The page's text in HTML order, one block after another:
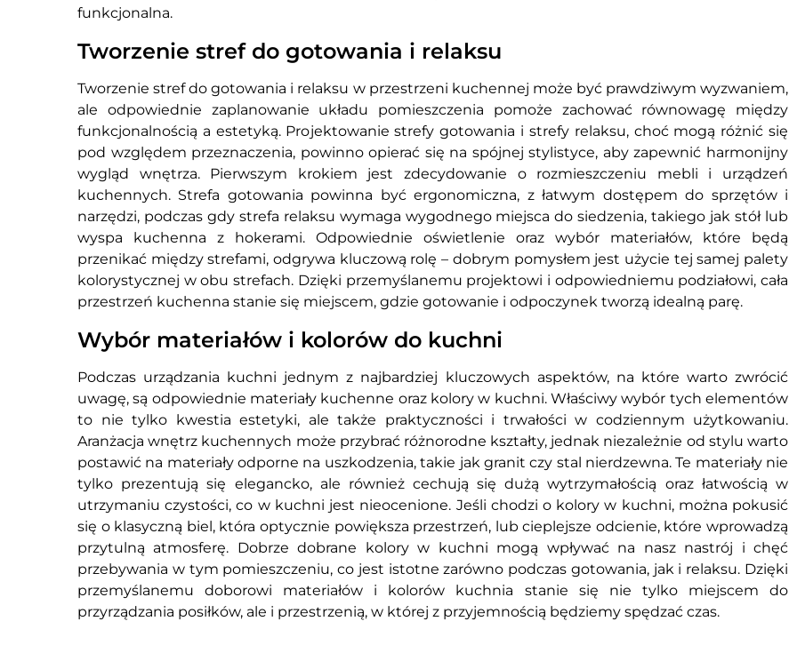
funkcjonalna.
Tworzenie stref do gotowania i relaksu
Tworzenie stref do gotowania i relaksu w przestrzeni kuchennej może być prawdziwym wyzwaniem,
ale odpowiednie zaplanowanie układu pomieszczenia pomoże zachować równowagę między
funkcjonalnością a estetyką. Projektowanie strefy gotowania i strefy relaksu, choć mogą różnić się
pod względem przeznaczenia, powinno opierać się na spójnej stylistyce, aby zapewnić harmonijny
wygląd wnętrza. Pierwszym krokiem jest zdecydowanie o rozmieszczeniu mebli i urządzeń
kuchennych. Strefa gotowania powinna być ergonomiczna, z łatwym dostępem do sprzętów i
narzędzi, podczas gdy strefa relaksu wymaga wygodnego miejsca do siedzenia, takiego jak stół lub
wyspa kuchenna z hokerami. Odpowiednie oświetlenie oraz wybór materiałów, które będą
przenikać między strefami, odgrywa kluczową rolę – dobrym pomysłem jest użycie tej samej palety
kolorystycznej w obu strefach. Dzięki przemyślanemu projektowi i odpowiedniemu podziałowi, cała
przestrzeń kuchenna stanie się miejscem, gdzie gotowanie i odpoczynek tworzą idealną parę.
Wybór materiałów i kolorów do kuchni
Podczas urządzania kuchni jednym z najbardziej kluczowych aspektów, na które warto zwrócić
uwagę, są odpowiednie materiały kuchenne oraz kolory w kuchni. Właściwy wybór tych elementów
to nie tylko kwestia estetyki, ale także praktyczności i trwałości w codziennym użytkowaniu.
Aranżacja wnętrz kuchennych może przybrać różnorodne kształty, jednak niezależnie od stylu warto
postawić na materiały odporne na uszkodzenia, takie jak granit czy stal nierdzewna. Te materiały nie
tylko prezentują się elegancko, ale również cechują się dużą wytrzymałością oraz łatwością w
utrzymaniu czystości, co w kuchni jest nieocenione. Jeśli chodzi o kolory w kuchni, można pokusić
się o klasyczną biel, która optycznie powiększa przestrzeń, lub cieplejsze odcienie, które wprowadzą
przytulną atmosferę. Dobrze dobrane kolory w kuchni mogą wpływać na nasz nastrój i chęć
przebywania w tym pomieszczeniu, co jest istotne zarówno podczas gotowania, jak i relaksu. Dzięki
przemyślanemu doborowi materiałów i kolorów kuchnia stanie się nie tylko miejscem do
przyrządzania posiłków, ale i przestrzenią, w której z przyjemnością będziemy spędzać czas.